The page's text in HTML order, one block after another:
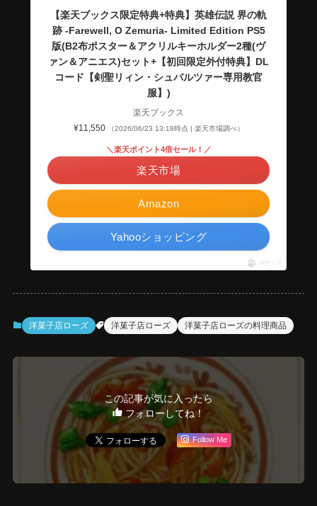
【楽天ブックス限定特典+特典】英雄伝説 界の軌
跡 -Farewell, O Zemuria- Limited Edition PS5
版(B2布ポスター＆アクリルキーホルダー2種(ヴ
ァン＆アニエス)セット+【初回限定外付特典】DL
コード【剣聖リィン・シュバルツァー専用教官
服】)
楽天ブックス
¥11,550
（2026/06/23 13:18時点 | 楽天市場調べ）
Amazon
＼楽天ポイント4倍セール！／
楽天市場
Yahooショッピング
ポチップ
洋菓子店ローズ 洋菓子店ローズ 洋菓子店ローズの料理商品
この記事が気に入ったら
フォローしてね！
Follow Me